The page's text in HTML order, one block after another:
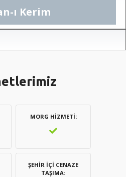
ı Kerim
MORG HIZMETI
ŞEHIR İÇI CENAZE
TAŞIMA